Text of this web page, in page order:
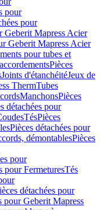
pour
pour
Geberit Mapress Acier
Geberit Mapress Acier
pour tubes et
Pièces
Joints d'étanchéitéJeux de
ThermTubes
ManchonsPièces
détachées pour
TésPièces
Pièces détachées pour
démontablesPièces
pour
pour FermeturesTés
détachées pour
pour Geberit Mapress